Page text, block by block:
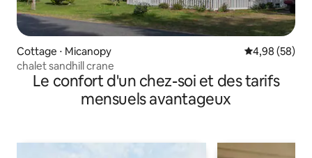
Cottage ⋅ Micanopy Évaluation
4,98 (58)
chalet sandhill crane
Le confort d'un chez-soi et des tarifs
mensuels avantageux